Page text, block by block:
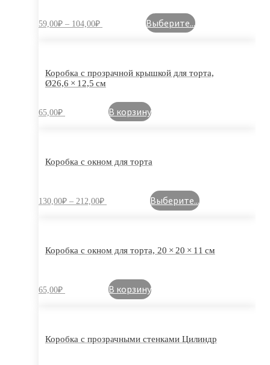
59,00₽ – 104,00₽ Выберите...
Коробка с прозрачной крышкой для торта,
Ø26,6 × 12,5 см
65,00₽ В корзину
Коробка с окном для торта
130,00₽ – 212,00₽ Выберите...
Коробка с окном для торта, 20 × 20 × 11 см
65,00₽ В корзину
Коробка с прозрачными стенками Цилиндр